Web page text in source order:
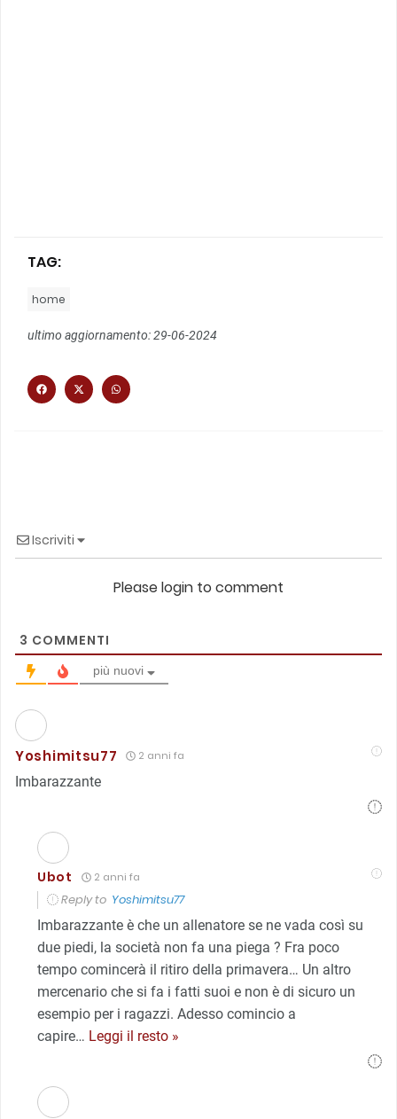
TAG:
home
ultimo aggiornamento: 29-06-2024
Iscriviti
Please login to comment
3 COMMENTI
più nuovi
Yoshimitsu77 2 anni fa
Imbarazzante
Ubot 2 anni fa
Reply to Yoshimitsu77
Imbarazzante è che un allenatore se ne vada così su
due piedi, la società non fa una piega ? Fra poco
tempo comincerà il ritiro della primavera… Un altro
mercenario che si fa i fatti suoi e non è di sicuro un
esempio per i ragazzi. Adesso comincio a
capire… Leggi il resto »